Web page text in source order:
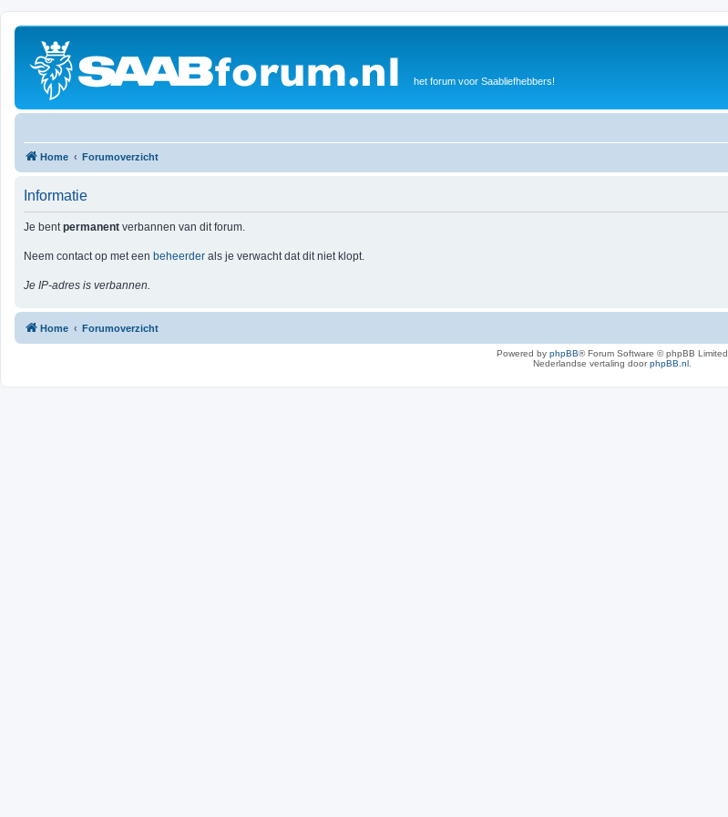
het forum voor Saabliefhebbers!
Home Forumoverzicht
Informatie
Je bentpermanent verbannen van dit forum.
Neem contact op met een beheerder als je verwacht dat dit niet klopt.
Je IP-adres is verbannen.
Home Forumoverzicht
Powered by phpBB® Forum Software © phpBB Limited
Nederlandse vertaling doorphpBB.nl